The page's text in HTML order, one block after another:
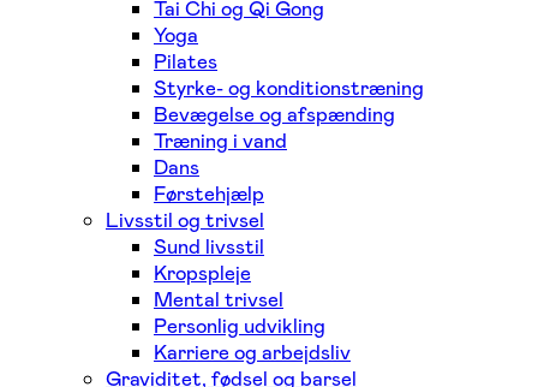
Tai Chi og Qi Gong
Yoga
Pilates
Styrke- og konditionstræning
Bevægelse og afspænding
Træning i vand
Dans
Førstehjælp
Livsstil og trivsel
Sund livsstil
Kropspleje
Mental trivsel
Personlig udvikling
Karriere og arbejdsliv
Graviditet, fødsel og barsel